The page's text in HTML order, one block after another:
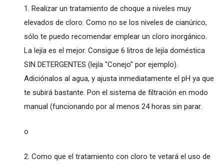
1. Realizar un tratamiento de choque a niveles muy
elevados de cloro. Como no se los niveles de cianúrico,
sólo te puedo recomendar emplear un cloro inorgánico.
La lejía es el mejor. Consigue 6 litros de lejía doméstica
SIN DETERGENTES (lejía "Conejo" por ejemplo).
Adiciónalos al agua, y ajusta inmediatamente el pH ya que
te subirá bastante. Pon el sistema de filtración en modo
manual (funcionando por al menos 24 horas sin parar.
o
2. Como que el tratamiento con cloro te vetará el uso de